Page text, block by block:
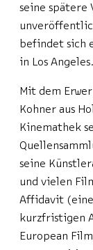
seine spätere
befindet sich
in Los Angeles.
Mit dem
Kohner aus
Kinemathek
seine
und vielen
Affidavit
kurzfristigen
European